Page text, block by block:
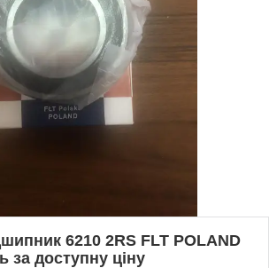
6210 2RS FLT POLAND
за доступну ціну